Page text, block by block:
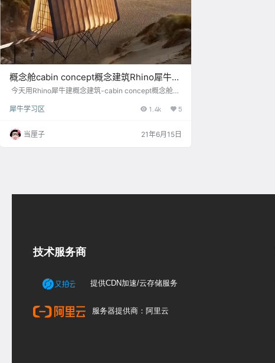
概念舱cabin concept概念建筑Rhino犀牛基
础建模视频演示&图文教程
今天用Rhino犀牛建概念建筑-cabin concept概念舱建
模，适合初学者 下面我们看下几个犀牛指令的操作: 犀
格，再选取要延长的线即可 还有就是获取两条边画圆，
可以用犀牛Circle正切圆形画出边缘角，这里建立正圆
犀牛学习区 1.4k 5
当厘子 21年6月15日
技术服务商
提供CDN加速/云存储服务
服务器提供商：阿里云